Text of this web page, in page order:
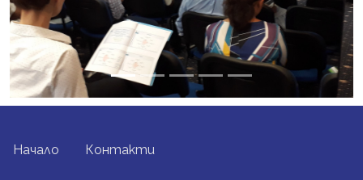
FOOTER MENU
Начало Контакти